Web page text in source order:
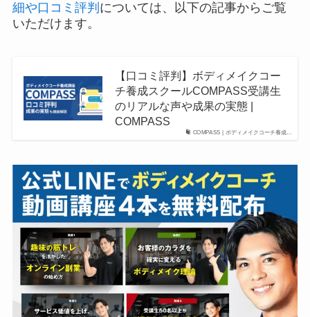
細や口コミ評判 については、以下の記事からご覧
いただけます。
COMPASS | ボディメイクコーチ養成…
【口コミ評判】ボディメイクコー
チ養成スクールCOMPASS受講生
のリアルな声や成果の実態 |
COMPASS